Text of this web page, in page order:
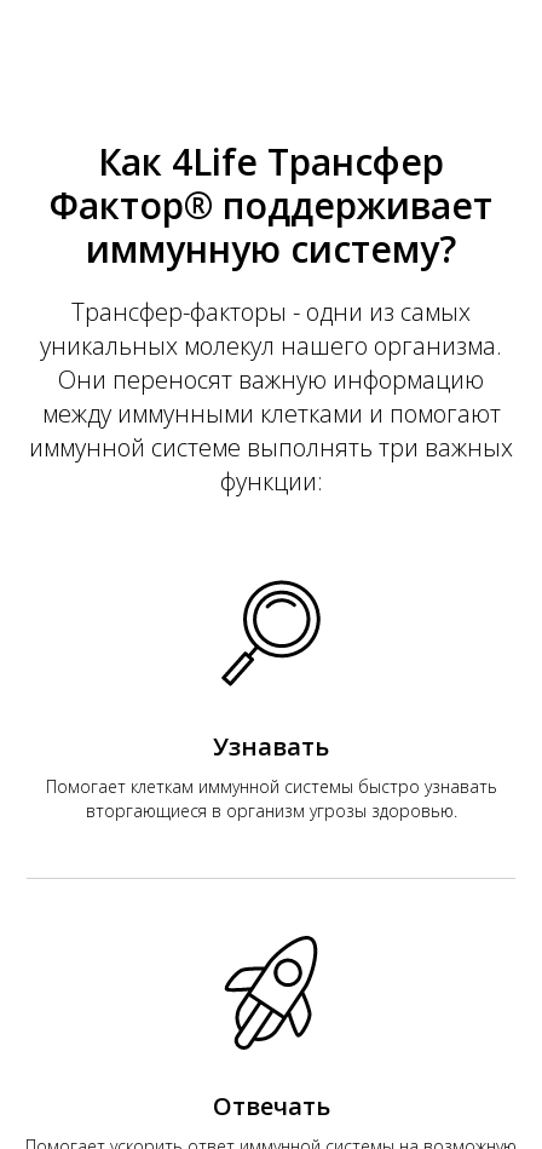
Как 4Life Трансфер
Фактор® поддерживает
иммунную систему?
Трансфер-факторы - одни из самых
уникальных молекул нашего организма.
Они переносят важную информацию
между иммунными клетками и помогают
иммунной системе выполнять три важных
функции:
Узнавать
Помогает клеткам иммунной системы быстро узнавать
вторгающиеся в организм угрозы здоровью.
Отвечать